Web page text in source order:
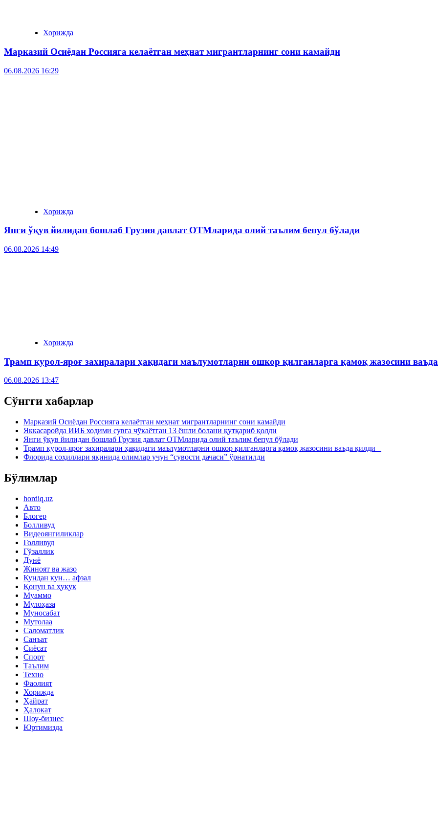
Хорижда
Марказий Осиёдан Россияга келаётган меҳнат мигрантларнинг сони камайди
06.08.2026 16:29
Хорижда
Янги ўқув йилидан бошлаб Грузия давлат ОТМларида олий таълим бепул бўлади
06.08.2026 14:49
Хорижда
Трамп қурол-яроғ захиралари ҳақидаги маълумотларни ошкор қилганларга қамоқ жазосини
06.08.2026 13:47
Сўнгги хабарлар
Марказий Осиёдан Россияга келаётган меҳнат мигрантларнинг сони камайди
Яккасаройда ИИБ ходими сувга чўкаётган 13 ёшли болани қутқариб қолди
Янги ўқув йилидан бошлаб Грузия давлат ОТМларида олий таълим бепул бўлади
Трамп қурол-яроғ захиралари ҳақидаги маълумотларни ошкор қилганларга қамоқ жазосини ваъда қилди
Флорида соҳиллари яқинида олимлар учун “сувости дачаси” ўрнатилди
Бўлимлар
hordiq.uz
Авто
Блогер
Болливуд
Видеоянгиликлар
Голливуд
Гўзаллик
Дунё
Жиноят ва жазо
Кундан кун… афзал
Қонун ва ҳуқуқ
Муаммо
Мулоҳаза
Муносабат
Мутолаа
Саломатлик
Санъат
Сиёсат
Спорт
Таълим
Техно
Фаолият
Хорижда
Ҳайрат
Ҳалокат
Шоу-бизнес
Юртимизда